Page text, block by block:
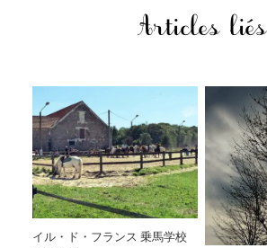
Articles liés
イル・ド・フランス 乗馬学校